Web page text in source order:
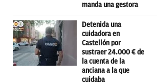
manda una gestora
Detenida una
cuidadora en
Castellón por
sustraer 24.000 € de
la cuenta de la
anciana a la que
cuidaba